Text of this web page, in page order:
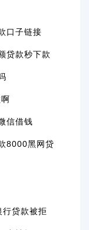
口子链接
贷款秒下款
信借钱
8000黑网贷
行贷款被拒